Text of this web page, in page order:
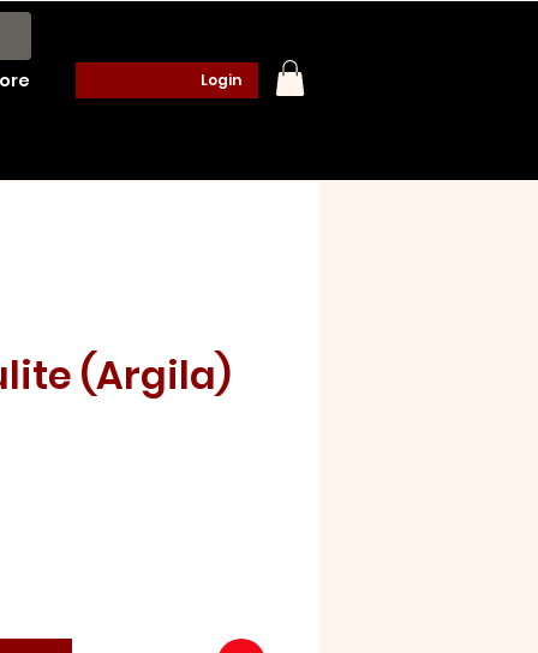
Login
(Argila)